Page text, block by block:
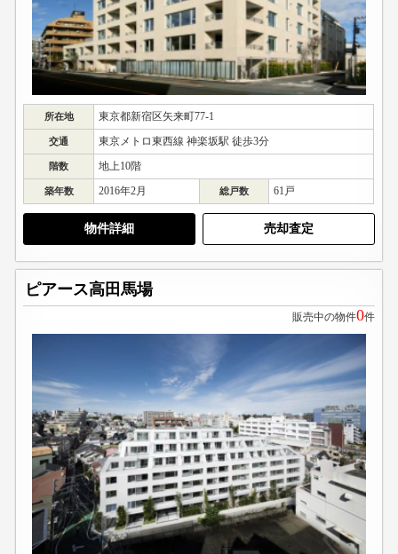
所在地 東京都新宿区矢来町77-1
交通 東京メトロ東西線 神楽坂駅 徒歩3分
階数 地上10階
築年数 2016年2月 総戸数 61戸
物件詳細 売却査定
ピアース高田馬場
販売中の物件0件